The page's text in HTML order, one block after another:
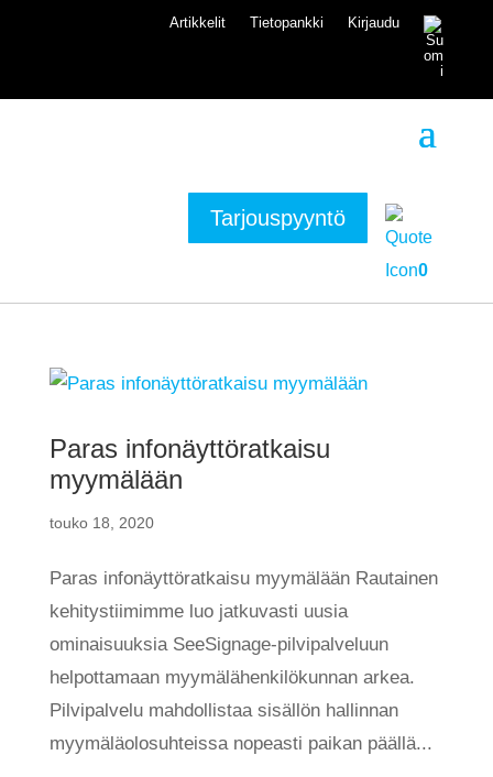
Artikkelit Tietopankki Kirjaudu
Tarjouspyyntö
0
Paras infonäyttöratkaisu
myymälään
touko 18, 2020
Paras infonäyttöratkaisu myymälään Rautainen
kehitystiimimme luo jatkuvasti uusia
ominaisuuksia SeeSignage-pilvipalveluun
helpottamaan myymälähenkilökunnan arkea.
Pilvipalvelu mahdollistaa sisällön hallinnan
myymäläolosuhteissa nopeasti paikan päällä...